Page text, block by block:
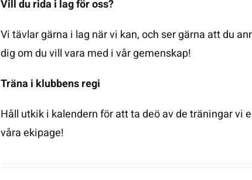
Vill du rida i lag för oss?
Vi tävlar gärna i lag när vi kan, och ser gärna att du
dig om du vill vara med i vår gemenskap!
Träna i klubbens regi
Håll utkik i kalendern för att ta deö av de träningar vi
våra ekipage!